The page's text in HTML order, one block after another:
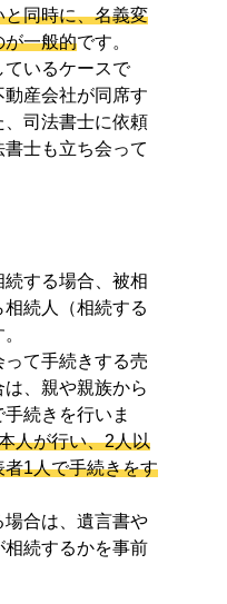
同時に、名義変
が一般的です。
いるケースで
産会社が同席す
司法書士に依頼
士も立ち会って
する場合、被相
続人（相続する
て手続きする売
、親や親族から
続きを行いま
人が行い、2人以
1人で手続きをす
合は、遺言書や
続するかを事前